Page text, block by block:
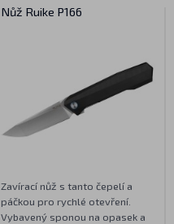
Nůž Ruike P166
Zavírací nůž s tanto čepelí a
páčkou pro rychlé otevření.
Vybavený sponou na opasek a